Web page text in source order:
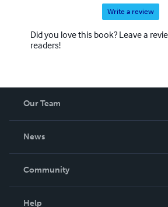
Write a review
Did you love this book? Leave a
readers!
Our Team
News
In The News
Community
Help